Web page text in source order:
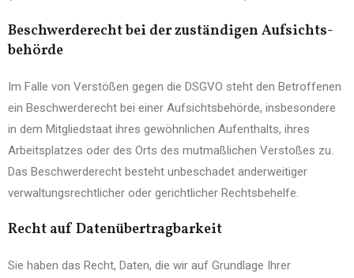
Beschwerde­recht bei der zuständigen Aufsichts­
behörde
Im Falle von Verstößen gegen die DSGVO steht den Betroffenen
ein Beschwerderecht bei einer Aufsichtsbehörde, insbesondere
in dem Mitgliedstaat ihres gewöhnlichen Aufenthalts, ihres
Arbeitsplatzes oder des Orts des mutmaßlichen Verstoßes zu.
Das Beschwerderecht besteht unbeschadet anderweitiger
verwaltungsrechtlicher oder gerichtlicher Rechtsbehelfe.
Recht auf Daten­übertrag­barkeit
Sie haben das Recht, Daten, die wir auf Grundlage Ihrer